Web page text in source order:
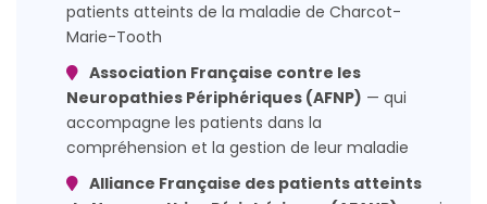
patients atteints de la maladie de Charcot-
Marie-Tooth
Association Française contre les
Neuropathies Périphériques (AFNP) — qui
accompagne les patients dans la
compréhension et la gestion de leur maladie
Alliance Française des patients atteints